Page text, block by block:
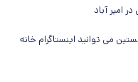
امیر آباد
می توانید اینستاگرام خانه